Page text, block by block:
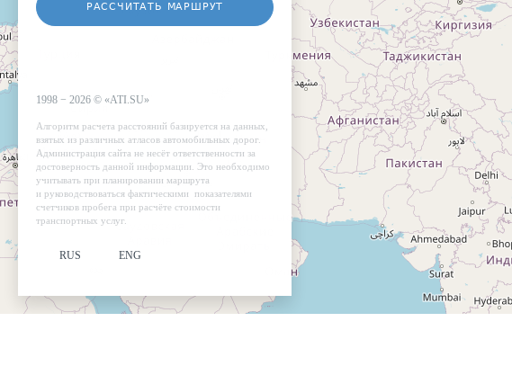
РАССЧИТАТЬ МАРШРУТ
1998 − 2026 © «ATI.SU»
Алгоритм расчета расстояний базируется на данных,
взятых из различных атласов автомобильных дорог.
Администрация сайта не несёт ответственности за
достоверность данной информации. Это необходимо
учитывать при планировании маршрута
и руководствоваться фактическими показателями
счетчиков пробега при расчёте стоимости
транспортных услуг.
RUS ENG